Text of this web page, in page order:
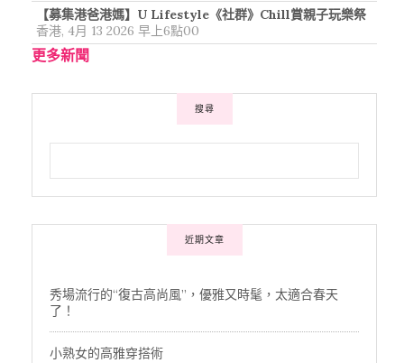
【募集港爸港媽】U Lifestyle《社群》Chill賞親子玩樂祭
香港, 4月 13 2026 早上6點00
更多新聞
搜尋
近期文章
秀場流行的“復古高尚風”，優雅又時髦，太適合春天
了！
小熟女的高雅穿搭術